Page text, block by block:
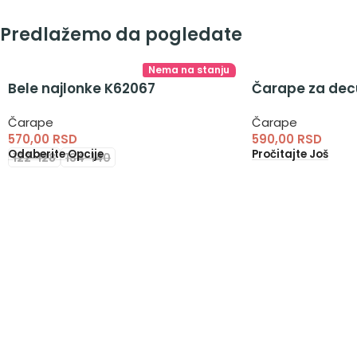
Predlažemo da pogledate
Nema na stanju
Bele najlonke K62067
Čarape
570,00 RSD
Odaberite Opcije
122-128 134-140
Čarape za
Čarape
590,00 RSD
Pročitajte Još